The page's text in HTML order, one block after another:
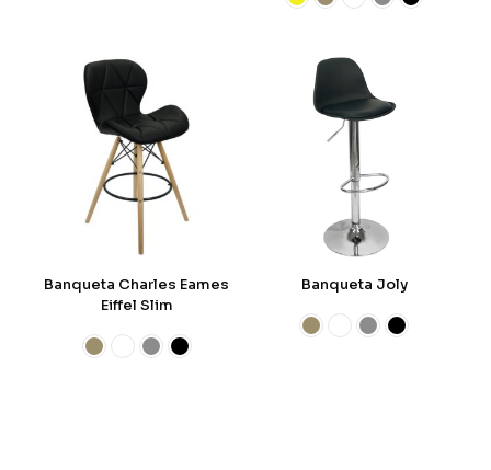
Banqueta Charles Eames
Eiffel Slim
Banqueta Joly